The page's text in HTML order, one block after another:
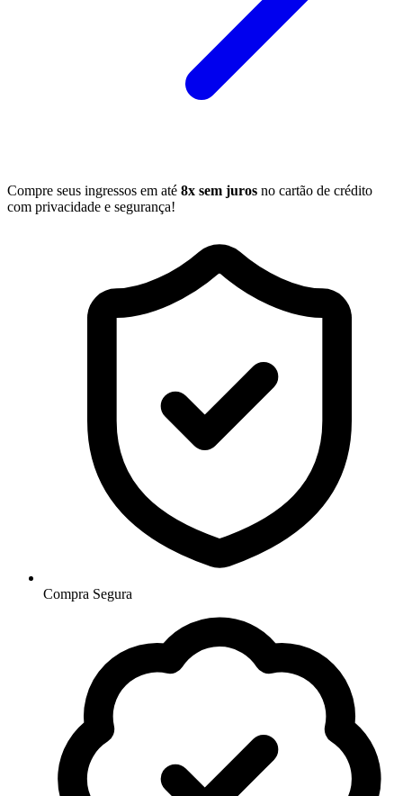
Compre seus ingressos em até 8x sem juros no cartão de crédito
com privacidade e segurança!
Compra Segura